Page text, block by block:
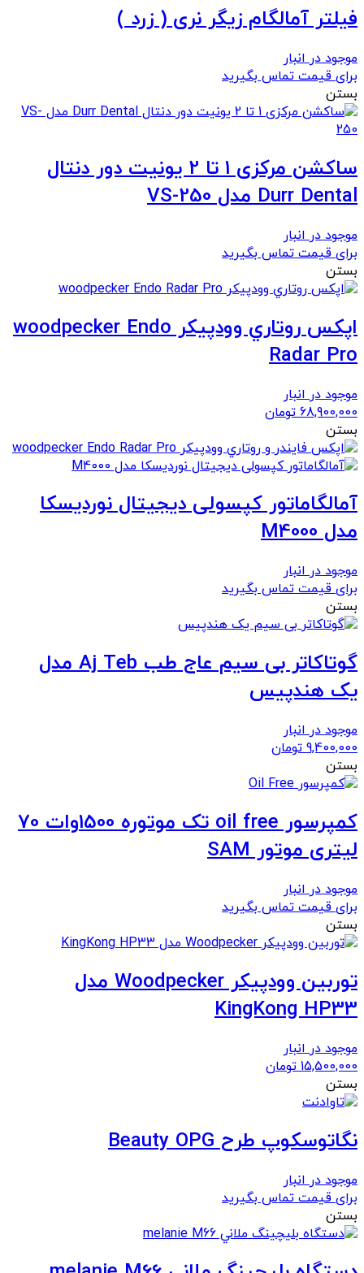
فیلتر آمالگام زیگر نری ( زرد )
موجود در انبار
برای قیمت تماس بگیرید
بستن
ساکشن مرکزی 1 تا 2 یونیت دور دنتال
Durr Dental مدل VS-250
موجود در انبار
برای قیمت تماس بگیرید
بستن
اپكس روتاري وودپيكر woodpecker Endo
Radar Pro
موجود در انبار
68,900,000 تومان
بستن
آمالگاماتور کپسولی دیجیتال نوردیسکا
مدل M4000
موجود در انبار
برای قیمت تماس بگیرید
بستن
گوتاکاتر بی سیم عاج طب Aj Teb مدل
یک هندپیس
موجود در انبار
9,400,000 تومان
بستن
کمپرسور oil free تک موتوره 1500وات 70
لیتری موتور SAM
موجود در انبار
برای قیمت تماس بگیرید
بستن
توربین وودپیکر Woodpecker مدل
KingKong HP33
موجود در انبار
15,500,000 تومان
بستن
نگاتوسکوپ طرح Beauty OPG
موجود در انبار
برای قیمت تماس بگیرید
بستن